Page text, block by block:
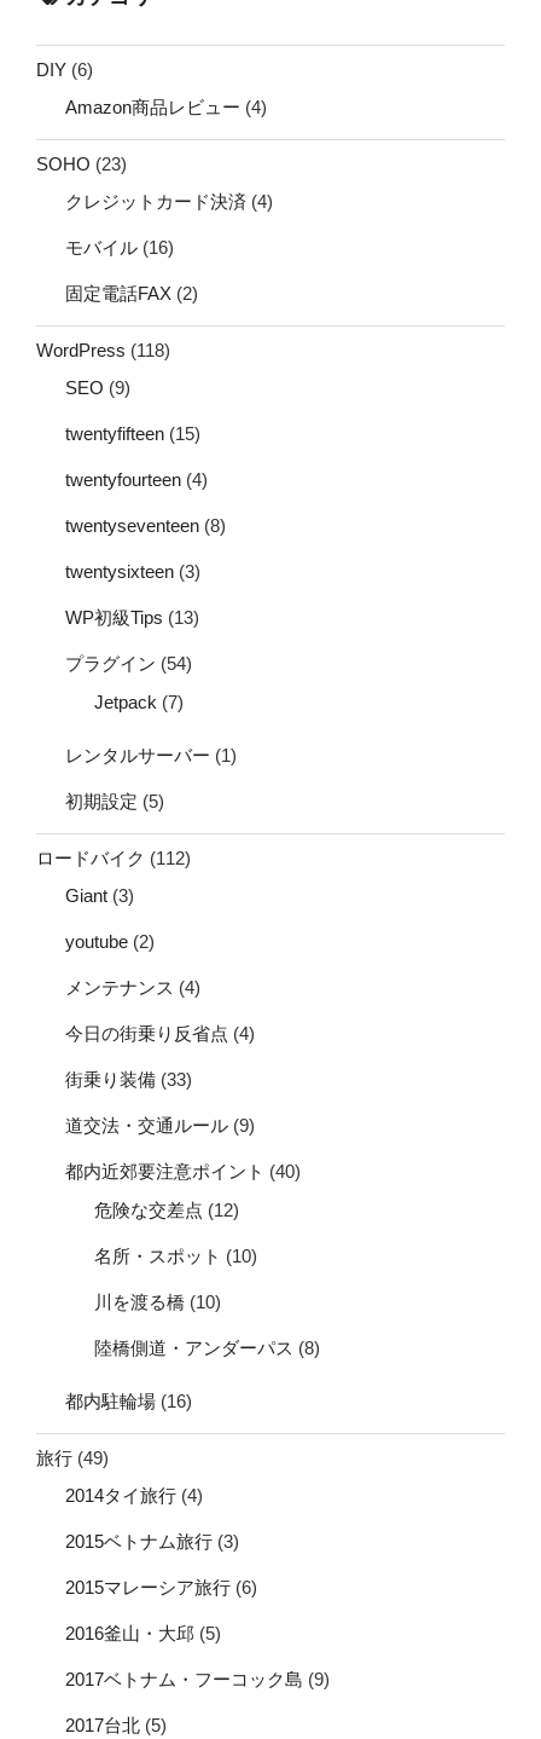
DIY (6)
Amazon商品レビュー (4)
SOHO (23)
クレジットカード決済 (4)
モバイル (16)
固定電話FAX (2)
WordPress (118)
SEO (9)
twentyfifteen (15)
twentyfourteen (4)
twentyseventeen (8)
twentysixteen (3)
WP初級Tips (13)
プラグイン (54)
Jetpack (7)
レンタルサーバー (1)
初期設定 (5)
ロードバイク (112)
Giant (3)
youtube (2)
メンテナンス (4)
今日の街乗り反省点 (4)
街乗り装備 (33)
道交法・交通ルール (9)
都内近郊要注意ポイント (40)
危険な交差点 (12)
名所・スポット (10)
川を渡る橋 (10)
陸橋側道・アンダーパス (8)
都内駐輪場 (16)
旅行 (49)
2014タイ旅行 (4)
2015ベトナム旅行 (3)
2015マレーシア旅行 (6)
2016釜山・大邱 (5)
2017ベトナム・フーコック島 (9)
2017台北 (5)